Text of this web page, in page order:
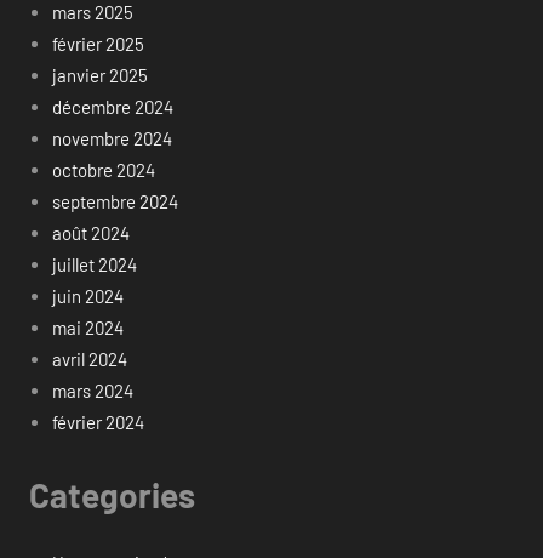
mars 2025
février 2025
janvier 2025
décembre 2024
novembre 2024
octobre 2024
septembre 2024
août 2024
juillet 2024
juin 2024
mai 2024
avril 2024
mars 2024
février 2024
Categories